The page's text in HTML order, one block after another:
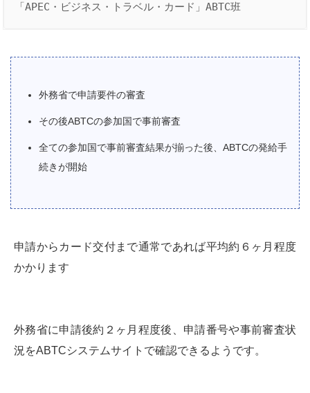
「APEC・ビジネス・トラベル・カード」ABTC班
外務省で申請要件の審査
その後ABTCの参加国で事前審査
全ての参加国で事前審査結果が揃った後、ABTCの発給手
続きが開始
申請からカード交付まで通常であれば平均約６ヶ月程度
かかります
外務省に申請後約２ヶ月程度後、申請番号や事前審査状
況をABTCシステムサイトで確認できるようです。